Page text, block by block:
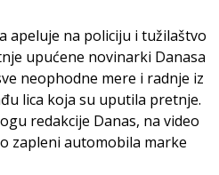
apeluje na policiju i tužilaštvo
upućene novinarki Danasa
neophodne mere i radnje iz
lica koja su uputila pretnje.
redakcije Danas, na video
zapleni automobila marke